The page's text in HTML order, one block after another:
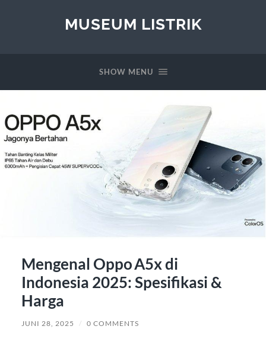
MUSEUM LISTRIK
SHOW MENU
Mengenal Oppo A5x di
Indonesia 2025: Spesifikasi &
Harga
JUNI 28, 2025 / 0 COMMENTS